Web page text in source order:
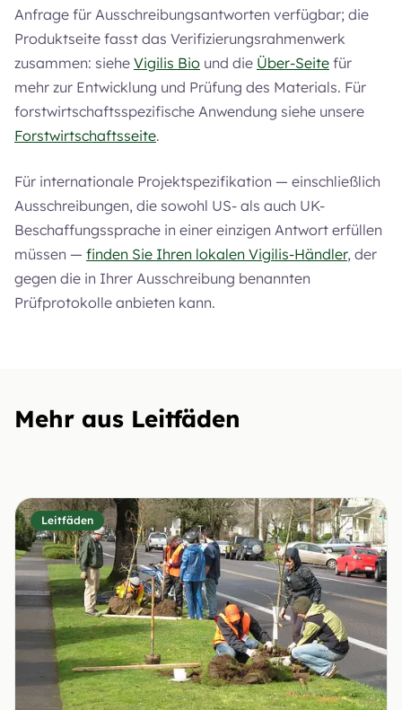
Anfrage für Ausschreibungsantworten verfügbar; die
Produktseite fasst das Verifizierungsrahmenwerk
zusammen: siehe Vigilis Bio und die Über-Seite für
mehr zur Entwicklung und Prüfung des Materials. Für
forstwirtschaftsspezifische Anwendung siehe unsere
Forstwirtschaftsseite.
Für internationale Projektspezifikation — einschließlich
Ausschreibungen, die sowohl US- als auch UK-
Beschaffungssprache in einer einzigen Antwort erfüllen
müssen — finden Sie Ihren lokalen Vigilis-Händler, der
gegen die in Ihrer Ausschreibung benannten
Prüfprotokolle anbieten kann.
Mehr aus Leitfäden
Leitfäden